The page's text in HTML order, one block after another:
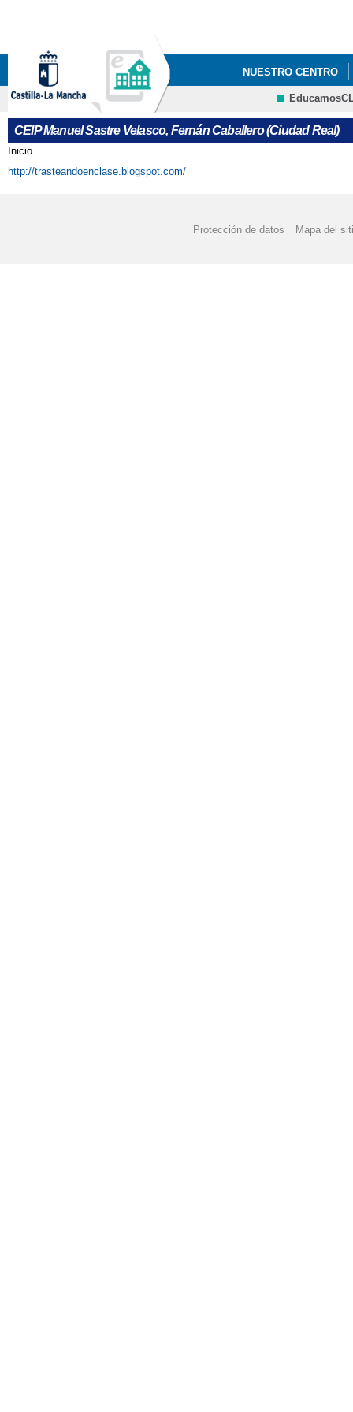
NUESTRO CENTRO
CRFP
CEIP Manuel Sastre Velasco, Fernán Caballero (Ciudad Real)
Se encuentra usted aquí
Inicio
http://trasteandoenclase.blogspot.com/
Protección de datos Mapa del